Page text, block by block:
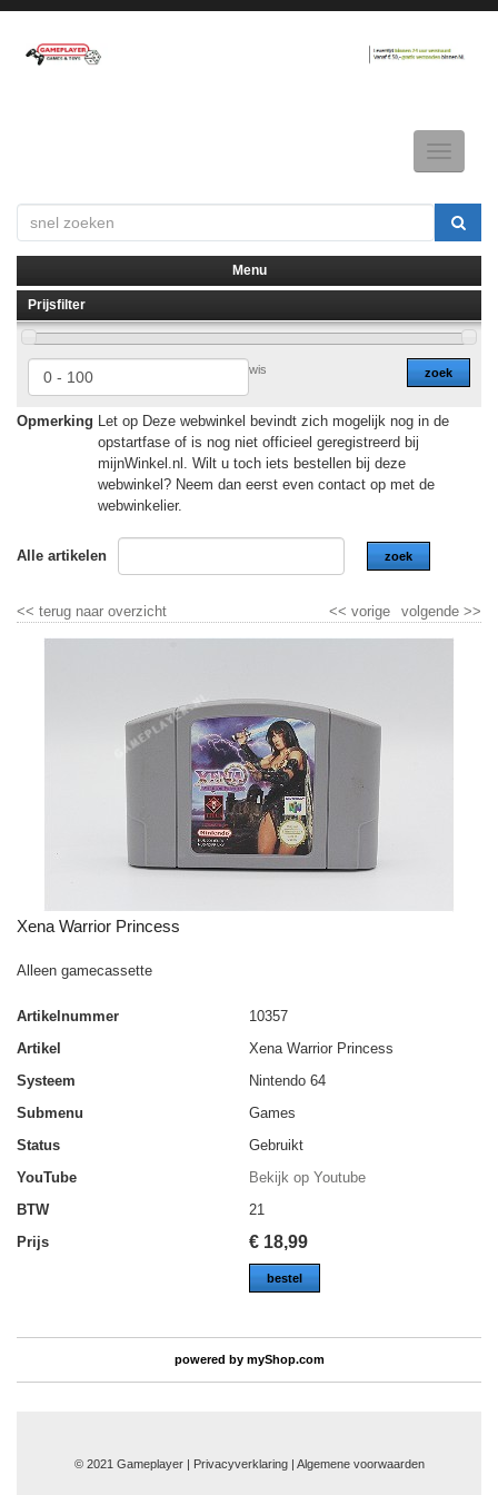
Toggle
▼
▼
Menu
Prijsfilter
zoek
wis
Opmerking Let op Deze webwinkel bevindt zich mogelijk nog in de
opstartfase of is nog niet officieel geregistreerd bij
mijnWinkel.nl. Wilt u toch iets bestellen bij deze
webwinkel? Neem dan eerst even contact op met de
webwinkelier.
Alle artikelen zoek
<< terug naar overzicht volgende >>
<< vorige
Xena Warrior Princess
Alleen gamecassette
Artikelnummer
10357
Artikel
Xena Warrior Princess
Systeem
Nintendo 64
Submenu
Games
Status
Gebruikt
YouTube
Bekijk op Youtube
BTW
21
Prijs
€ 18,99
bestel
powered by myShop.com
© 2021 Gameplayer | Privacyverklaring | Algemene voorwaarden